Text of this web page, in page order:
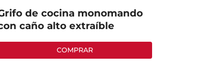
de cocina monomando
caño alto extraíble
COMPRAR